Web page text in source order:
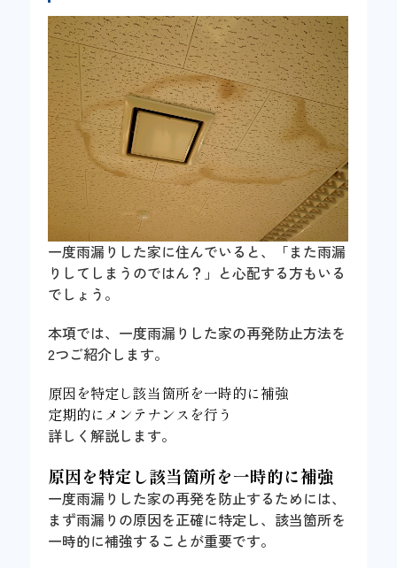
一度雨漏りした家に住んでいると、「また雨漏
りしてしまうのではん？」と心配する方もいる
でしょう。
本項では、一度雨漏りした家の再発防止方法を
2つご紹介します。
原因を特定し該当箇所を一時的に補強
定期的にメンテナンスを行う
詳しく解説します。
原因を特定し該当箇所を一時的に補強
一度雨漏りした家の再発を防止するためには、
まず雨漏りの原因を正確に特定し、該当箇所を
一時的に補強することが重要です。